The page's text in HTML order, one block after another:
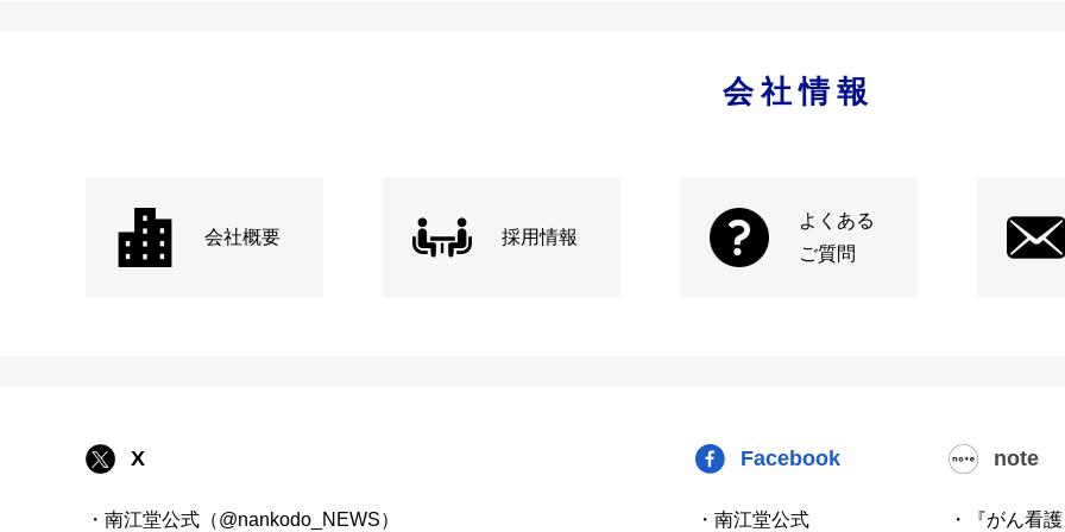
会社情報
会社概要 採用情報
よくある
ご質問
X
・南江堂公式（@nankodo_NEWS）
Facebook
・南江堂公式
note
・『がん看